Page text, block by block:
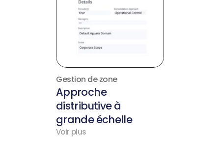
Gestion de zone
Approche
distributive à
grande échelle
Voir plus